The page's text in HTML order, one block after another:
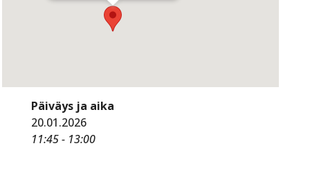
Päiväys ja aika
20.01.2026
11:45 - 13:00